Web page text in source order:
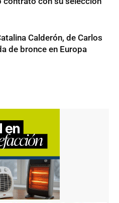
Calderón, de Carlos
de bronce en Europa